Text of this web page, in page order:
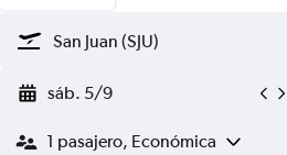
sáb. 5/9
1 pasajero, Económica